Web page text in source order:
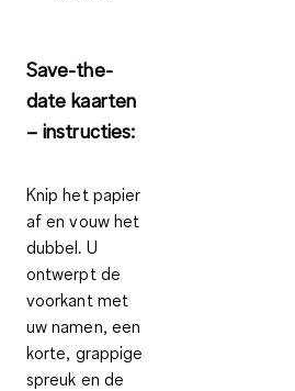
Save-the-
date kaarten
– instructies:
Knip het papier
af en vouw het
dubbel. U
ontwerpt de
voorkant met
uw namen, een
korte, grappige
spreuk en de